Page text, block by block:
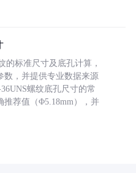
的标准尺寸及底孔计算，
数，并提供专业数据来源
螺纹底孔尺寸的常
推荐值（Φ5.18mm），并